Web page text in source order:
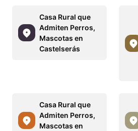
Casa Rural que
Admiten Perros,
Mascotas en
Castelserás
Casa Rural que
Admiten Perros,
Mascotas en